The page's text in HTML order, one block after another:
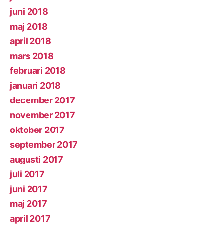
juni 2018
maj 2018
april 2018
mars 2018
februari 2018
januari 2018
december 2017
november 2017
oktober 2017
september 2017
augusti 2017
juli 2017
juni 2017
maj 2017
april 2017